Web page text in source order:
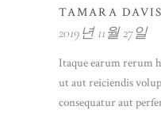
TAMARA DAVIS
2019년 11월 27일
Itaque earum rerum
ut aut reiciendis
consequatur aut